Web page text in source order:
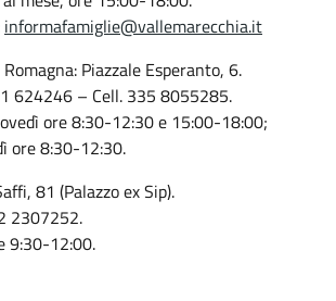
informafamiglie@vallemarecchia.it
Piazzale Esperanto, 6.
624246 – Cell. 335 8055285.
ore 8:30-12:30 e 15:00-18:00;
ore 8:30-12:30.
81 (Palazzo ex Sip).
2307252.
9:30-12:00.